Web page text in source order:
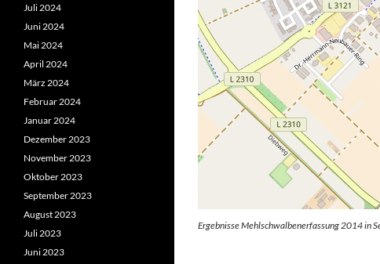
Ergebnisse Mehlschwalbenerfassung 2014 in
Juli 2024
Juni 2024
Mai 2024
April 2024
März 2024
Februar 2024
Januar 2024
Dezember 2023
November 2023
Oktober 2023
September 2023
August 2023
Juli 2023
Juni 2023